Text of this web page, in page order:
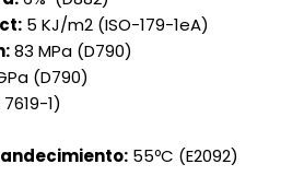
5 KJ/m2 (ISO-179-1eA)
83 MPa (D790)
(D790)
1)
55ºC (E2092)